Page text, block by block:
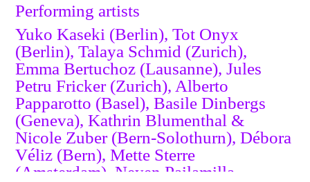
Performing artists
Yuko Kaseki (Berlin), Tot Onyx
(Berlin), Talaya Schmid (Zurich),
Emma Bertuchoz (Lausanne), Jules
Petru Fricker (Zurich), Alberto
Papparotto (Basel), Basile Dinbergs
(Geneva), Kathrin Blumenthal &
Nicole Zuber (Bern-Solothurn), Débora
Véliz (Bern), Mette Sterre
(Amsterdam), Neyen Pailamilla